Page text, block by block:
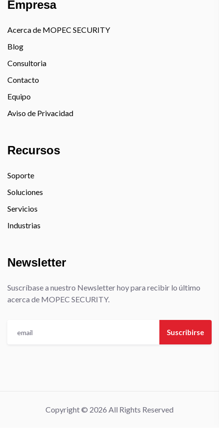
Empresa
Acerca de MOPEC SECURITY
Blog
Consultoria
Contacto
Equipo
Aviso de Privacidad
Recursos
Soporte
Soluciones
Servicios
Industrias
Newsletter
Suscríbase a nuestro Newsletter hoy para recibir lo último
acerca de MOPEC SECURITY.
Suscribirse
Copyright © 2026 All Rights Reserved